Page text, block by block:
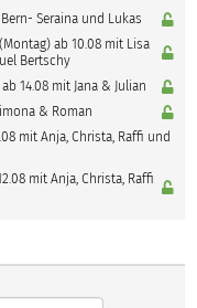
Seraina und Lukas
ab 10.08 mit Lisa
Bertschy
14.08 mit Jana & Julian
& Roman
mit Anja, Christa, Raffi und
mit Anja, Christa, Raffi